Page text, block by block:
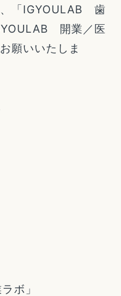
、「IGYOULAB 歯
開業／医
願いいたしま
ボ」